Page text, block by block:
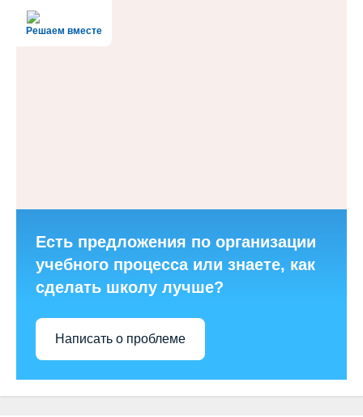
Решаем вместе
Есть предложения по организации
учебного процесса или знаете, как
сделать школу лучше?
Написать о проблеме